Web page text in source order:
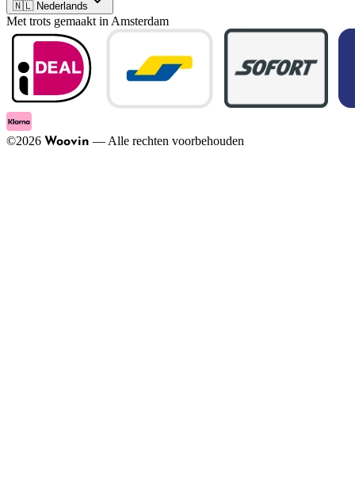
🇳🇱 Nederlands
Met trots gemaakt in Amsterdam
©2026 Woovin — Alle rechten voorbehouden